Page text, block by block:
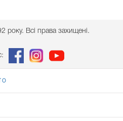
року. Всі права захищені.